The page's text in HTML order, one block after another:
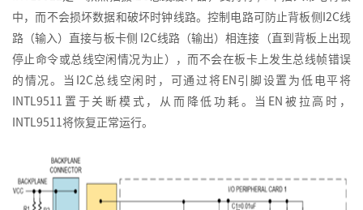
中，而不会损坏数据和破坏时钟线路。控制电路可防止背板侧I2C线
路（输入）直接与板卡侧 I2C线路（输出）相连接（直到背板上出现
停止命令或总线空闲情况为止），而不会在板卡上发生总线帧错误
的情况。当I2C总线空闲时，可通过将EN引脚设置为低电平将
INTL9511置于关断模式，从而降低功耗。当EN被拉高时，
INTL9511将恢复正常运行。